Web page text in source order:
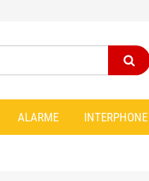
ALARME